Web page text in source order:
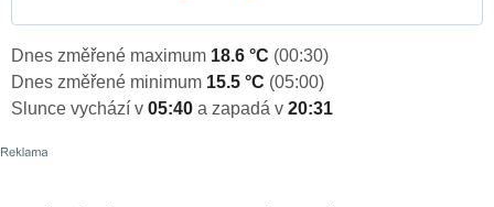
Dnes změřené maximum 18.6 °C (00:30)
Dnes změřené minimum 15.5 °C (05:00)
Slunce vychází v 05:40 a zapadá v 20:31